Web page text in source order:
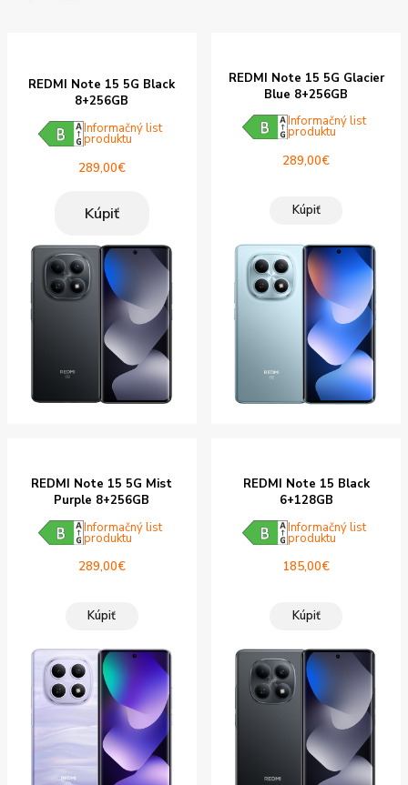
REDMI Note 15 5G Black
8+256GB
Informačný list
produktu
289,00€
Kúpiť
REDMI Note 15 5G Glacier
Blue 8+256GB
Informačný list
produktu
289,00€
Kúpiť
REDMI Note 15 5G Mist
Purple 8+256GB
Informačný list
produktu
289,00€
Kúpiť
REDMI Note 15 Black
6+128GB
Informačný list
produktu
185,00€
Kúpiť